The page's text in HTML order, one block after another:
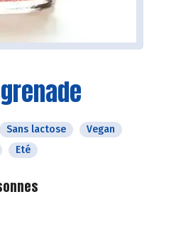
Sans lactose
Vegan
Eté